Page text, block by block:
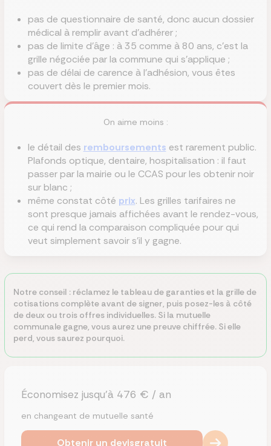
pas de questionnaire de santé, donc aucun dossier
médical à remplir avant d'adhérer ;
pas de limite d'âge : à 35 comme à 80 ans, c'est la
grille négociée par la commune qui s'applique ;
pas de délai de carence à l'adhésion, vous êtes
couvert dès le premier mois.
On aime moins :
le détail des remboursements est rarement public.
Plafonds optique, dentaire, hospitalisation : il faut
passer par la mairie ou le CCAS pour les obtenir noir
sur blanc ;
même constat côté prix. Les grilles tarifaires ne
sont presque jamais affichées avant le rendez-vous,
ce qui rend la comparaison compliquée pour qui
veut simplement savoir s'il y gagne.
Notre conseil : réclamez le tableau de garanties et la grille de
cotisations complète avant de signer, puis posez-les à côté
de deux ou trois offres individuelles. Si la mutuelle
communale gagne, vous aurez une preuve chiffrée. Si elle
perd, vous saurez pourquoi.
Économisez jusqu’à 476 € / an
en changeant de mutuelle santé
Obtenir un devisgratuit